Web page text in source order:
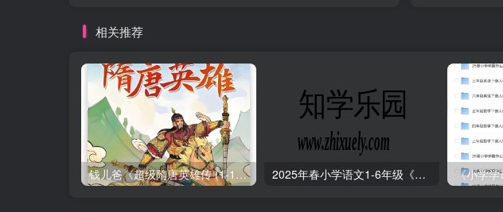
相关推荐
钱儿爸《超级隋唐英雄传 (1-10季) +超级隋唐英雄后传 (1-4季） 2025年春小学语文1-6年级《王朝霞阅读训练100篇》